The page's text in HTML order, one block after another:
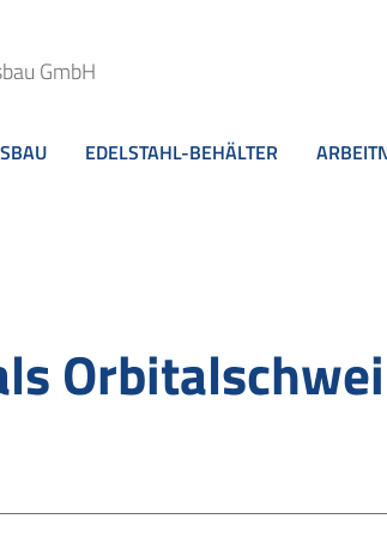
GmbH
EDELSTAHL-BEHÄLTER